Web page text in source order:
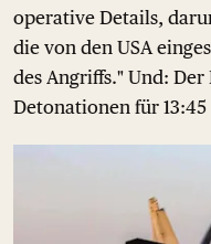
operative Details,
die von den USA
des Angriffs." Und:
Detonationen für 13:45